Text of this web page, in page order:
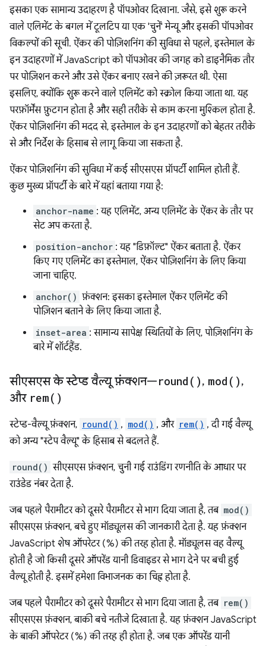
इसका एक सामान्य उदाहरण है पॉपओवर दिखाना. जैसे, इसे शुरू करने
वाले एलिमेंट के बगल में टूलटिप या एक 'चुनें' मेन्यू और इसकी पॉपओवर
विकल्पों की सूची. ऐंकर की पोज़िशनिंग की सुविधा से पहले, इस्तेमाल के
इन उदाहरणों में JavaScript को पॉपओवर की जगह को डाइनैमिक तौर
पर पोज़िशन करने और उसे ऐंकर बनाए रखने की ज़रूरत थी. ऐसा
इसलिए, क्योंकि शुरू करने वाले एलिमेंट को स्क्रोल किया जाता था. यह
परफ़ॉर्मेंस फ़ुटगन होता है और सही तरीके से काम करना मुश्किल होता है.
ऐंकर पोज़िशनिंग की मदद से, इस्तेमाल के इन उदाहरणों को बेहतर तरीके
से और निर्देश के हिसाब से लागू किया जा सकता है.
ऐंकर पोज़िशनिंग की सुविधा में कई सीएसएस प्रॉपर्टी शामिल होती हैं.
कुछ मुख्य प्रॉपर्टी के बारे में यहां बताया गया है:
anchor-name : यह एलिमेंट, अन्य एलिमेंट के ऐंकर के तौर पर
सेट अप करता है.
position-anchor : यह "डिफ़ॉल्ट" ऐंकर बताता है. ऐंकर
किए गए एलिमेंट का इस्तेमाल, ऐंकर पोज़िशनिंग के लिए किया
जाना चाहिए.
anchor() फ़ंक्शन: इसका इस्तेमाल ऐंकर एलिमेंट की
पोज़िशन बताने के लिए किया जाता है.
inset-area : सामान्य सापेक्ष स्थितियों के लिए, पोज़िशनिंग के
बारे में शॉर्टहैंड.
सीएसएस के स्टेप्ड वैल्यू फ़ंक्शन—round( ), mod( ),
और rem( )
स्टेप्ड-वैल्यू फ़ंक्शन, round() , mod() , और rem() , दी गई वैल्यू
को अन्य "स्टेप वैल्यू" के हिसाब से बदलते हैं.
round() सीएसएस फ़ंक्शन, चुनी गई राउंडिंग रणनीति के आधार पर
राउंडेड नंबर देता है.
जब पहले पैरामीटर को दूसरे पैरामीटर से भाग दिया जाता है, तब mod()
सीएसएस फ़ंक्शन, बचे हुए मॉड्यूलस की जानकारी देता है. यह फ़ंक्शन
JavaScript शेष ऑपरेटर (%) की तरह होता है. मॉड्यूलस वह वैल्यू
होती है जो किसी दूसरे ऑपरेंड यानी डिवाइडर से भाग देने पर बची हुई
वैल्यू होती है. इसमें हमेशा विभाजनक का चिह्न होता है.
जब पहले पैरामीटर को दूसरे पैरामीटर से भाग दिया जाता है, तब rem()
सीएसएस फ़ंक्शन, बाकी बचे नतीजे दिखाता है. यह फ़ंक्शन JavaScript
के बाकी ऑपरेटर (%) की तरह ही होता है. जब एक ऑपरेंड यानी